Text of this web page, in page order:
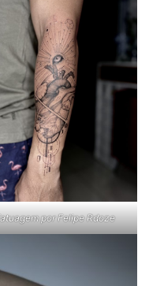
por Felipe Rdoze